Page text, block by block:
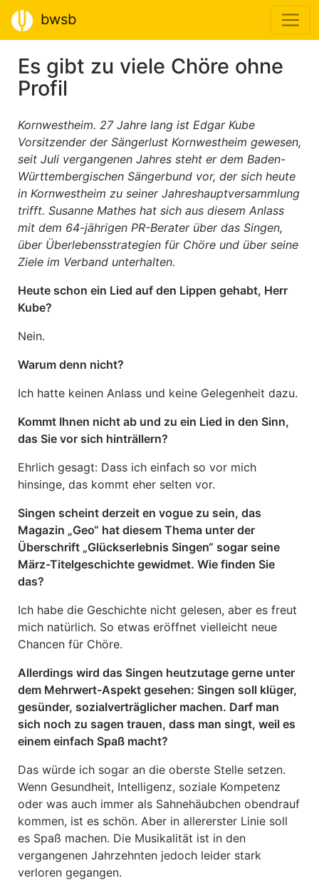
bwsb
Es gibt zu viele Chöre ohne
Profil
Kornwestheim. 27 Jahre lang ist Edgar Kube
Vorsitzender der Sängerlust Kornwestheim gewesen,
seit Juli vergangenen Jahres steht er dem Baden-
Württembergischen Sängerbund vor, der sich heute
in Kornwestheim zu seiner Jahreshauptversammlung
trifft. Susanne Mathes hat sich aus diesem Anlass
mit dem 64-jährigen PR-Berater über das Singen,
über Überlebensstrategien für Chöre und über seine
Ziele im Verband unterhalten.
Heute schon ein Lied auf den Lippen gehabt, Herr
Kube?
Nein.
Warum denn nicht?
Ich hatte keinen Anlass und keine Gelegenheit dazu.
Kommt Ihnen nicht ab und zu ein Lied in den Sinn,
das Sie vor sich hinträllern?
Ehrlich gesagt: Dass ich einfach so vor mich
hinsinge, das kommt eher selten vor.
Singen scheint derzeit en vogue zu sein, das
Magazin „Geo“ hat diesem Thema unter der
Überschrift „Glückserlebnis Singen“ sogar seine
März-Titelgeschichte gewidmet. Wie finden Sie
das?
Ich habe die Geschichte nicht gelesen, aber es freut
mich natürlich. So etwas eröffnet vielleicht neue
Chancen für Chöre.
Allerdings wird das Singen heutzutage gerne unter
dem Mehrwert-Aspekt gesehen: Singen soll klüger,
gesünder, sozialverträglicher machen. Darf man
sich noch zu sagen trauen, dass man singt, weil es
einem einfach Spaß macht?
Das würde ich sogar an die oberste Stelle setzen.
Wenn Gesundheit, Intelligenz, soziale Kompetenz
oder was auch immer als Sahnehäubchen obendrauf
kommen, ist es schön. Aber in allererster Linie soll
es Spaß machen. Die Musikalität ist in den
vergangenen Jahrzehnten jedoch leider stark
verloren gegangen.